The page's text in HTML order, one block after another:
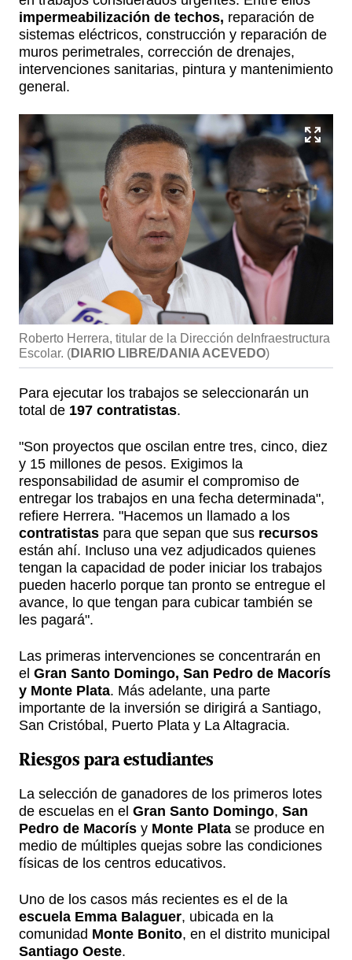
impermeabilización de techos, reparación de
sistemas eléctricos, construcción y reparación de
muros perimetrales, corrección de drenajes,
intervenciones sanitarias, pintura y mantenimiento
general.
Roberto Herrera, titular de la Dirección deInfraestructura
Escolar. (DIARIO LIBRE/DANIA ACEVEDO)
Para ejecutar los trabajos se seleccionarán un
total de 197 contratistas.
"Son proyectos que oscilan entre tres, cinco, diez
y 15 millones de pesos. Exigimos la
responsabilidad de asumir el compromiso de
entregar los trabajos en una fecha determinada",
refiere Herrera. "Hacemos un llamado a los
contratistas para que sepan que sus recursos
están ahí. Incluso una vez adjudicados quienes
tengan la capacidad de poder iniciar los trabajos
pueden hacerlo porque tan pronto se entregue el
avance, lo que tengan para cubicar también se
les pagará".
Las primeras intervenciones se concentrarán en
el Gran Santo Domingo, San Pedro de Macorís
y Monte Plata. Más adelante, una parte
importante de la inversión se dirigirá a Santiago,
San Cristóbal, Puerto Plata y La Altagracia.
Riesgos para estudiantes
La selección de ganadores de los primeros lotes
de escuelas en el Gran Santo Domingo, San
Pedro de Macorís y Monte Plata se produce en
medio de múltiples quejas sobre las condiciones
físicas de los centros educativos.
Uno de los casos más recientes es el de la
escuela Emma Balaguer, ubicada en la
comunidad Monte Bonito, en el distrito municipal
Santiago Oeste.